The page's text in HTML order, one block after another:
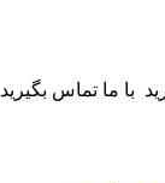
با ما تماس بگیرید